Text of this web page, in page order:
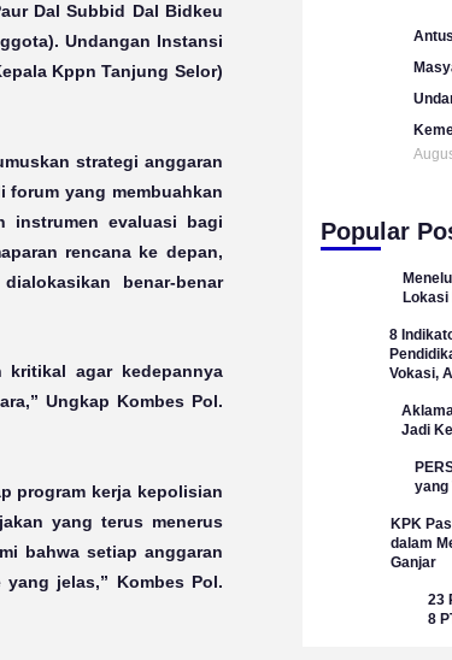
Dal Subbid Dal Bidkeu
Undangan Instansi
Kppn Tanjung Selor)
strategi anggaran
forum yang membuahkan
instrumen evaluasi bagi
rencana ke depan,
benar-benar
agar kedepannya
Ungkap Kombes Pol.
program kerja kepolisian
yang terus menerus
bahwa setiap anggaran
jelas,” Kombes Pol.
Popular
8
Vokasi,
Jadi
yang
KPK
dalam
Ganjar
23
8